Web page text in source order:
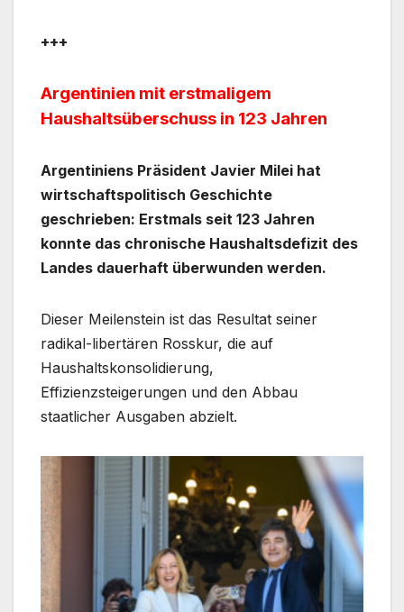
+++
Argentinien mit erstmaligem
Haushaltsüberschuss in 123 Jahren
Argentiniens Präsident Javier Milei hat
wirtschaftspolitisch Geschichte
geschrieben: Erstmals seit 123 Jahren
konnte das chronische Haushaltsdefizit des
Landes dauerhaft überwunden werden.
Dieser Meilenstein ist das Resultat seiner
radikal-libertären Rosskur, die auf
Haushaltskonsolidierung,
Effizienzsteigerungen und den Abbau
staatlicher Ausgaben abzielt.